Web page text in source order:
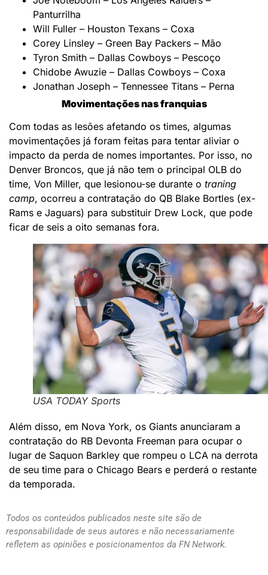
Panturrilha
Will Fuller – Houston Texans – Coxa
Corey Linsley – Green Bay Packers – Mão
Tyron Smith – Dallas Cowboys – Pescoço
Chidobe Awuzie – Dallas Cowboys – Coxa
Jonathan Joseph – Tennessee Titans – Perna
Movimentações nas franquias
Com todas as lesões afetando os times, algumas
movimentações já foram feitas para tentar aliviar o
impacto da perda de nomes importantes. Por isso, no
Denver Broncos, que já não tem o principal OLB do
time, Von Miller, que lesionou-se durante o traning
camp, ocorreu a contratação do QB Blake Bortles (ex-
Rams e Jaguars) para substituir Drew Lock, que pode
ficar de seis a oito semanas fora.
USA TODAY Sports
Além disso, em Nova York, os Giants anunciaram a
contratação do RB Devonta Freeman para ocupar o
lugar de Saquon Barkley que rompeu o LCA na derrota
de seu time para o Chicago Bears e perderá o restante
da temporada.
Todos os conteúdos publicados neste site são de
responsabilidade de seus autores e não necessariamente
refletem as opiniões e posicionamentos da FN Network.